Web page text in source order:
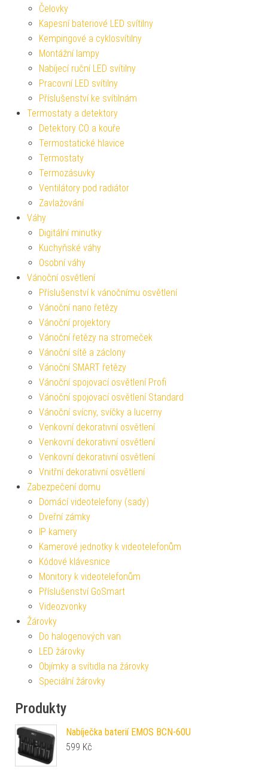
Čelovky
Kapesní bateriové LED svítilny
Kempingové a cyklosvítilny
Montážní lampy
Nabíjecí ruční LED svítilny
Pracovní LED svítilny
Příslušenství ke svítilnám
Termostaty a detektory
Detektory CO a kouře
Termostatické hlavice
Termostaty
Termozásuvky
Ventilátory pod radiátor
Zavlažování
Váhy
Digitální minutky
Kuchyňské váhy
Osobní váhy
Vánoční osvětlení
Příslušenství k vánočnímu osvětlení
Vánoční nano řetězy
Vánoční projektory
Vánoční řetězy na stromeček
Vánoční sítě a záclony
Vánoční SMART řetězy
Vánoční spojovací osvětlení Profi
Vánoční spojovací osvětlení Standard
Vánoční svícny, svíčky a lucerny
Venkovní dekorativní osvětlení
Venkovní dekorativní osvětlení
Venkovní dekorativní osvětlení
Vnitřní dekorativní osvětlení
Zabezpečení domu
Domácí videotelefony (sady)
Dveřní zámky
IP kamery
Kamerové jednotky k videotelefonům
Kódové klávesnice
Monitory k videotelefonům
Příslušenství GoSmart
Videozvonky
Žárovky
Do halogenových van
LED žárovky
Objímky a svítidla na žárovky
Speciální žárovky
Produkty
Nabíječka baterií EMOS BCN-60U
599 Kč